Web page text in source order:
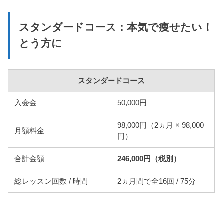
スタンダードコース：本気で痩せたい！
とう方に
スタンダードコース
入会金 50,000円
月額料金
98,000円（2ヵ月 × 98,000
円）
合計金額 246,000円（税別）
総レッスン回数 / 時間 2ヵ月間で全16回 / 75分